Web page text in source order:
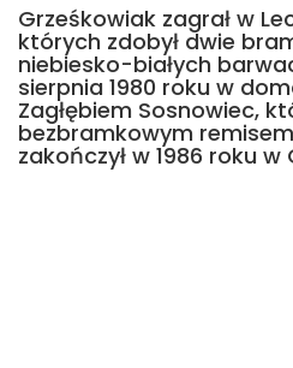
Grześkowiak zagrał w
których zdobył dwie
niebiesko-białych
sierpnia 1980 roku w
Zagłębiem Sosnowiec,
bezbramkowym
zakończył w 1986 roku w